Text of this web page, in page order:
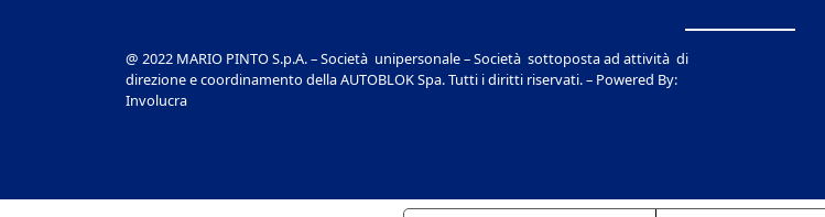
@ 2022 MARIO PINTO S.p.A. – Società unipersonale – Società sottoposta ad attività di
direzione e coordinamento della AUTOBLOK Spa. Tutti i diritti riservati. – Powered By:
Involucra